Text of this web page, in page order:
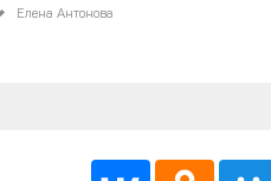
Елена Антонова